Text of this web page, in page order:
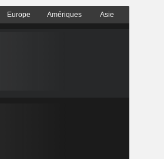
Europe Amériques Asie